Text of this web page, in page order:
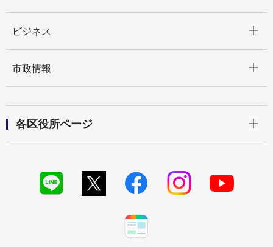
ビジネス
市政情報
各区役所ページ